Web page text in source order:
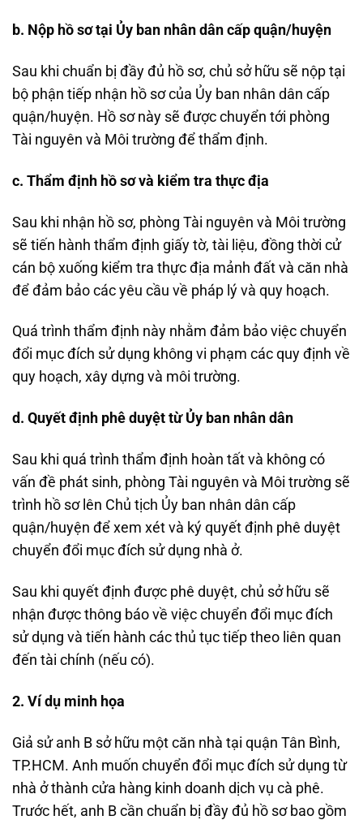
b. Nộp hồ sơ tại Ủy ban nhân dân cấp quận/huyện
Sau khi chuẩn bị đầy đủ hồ sơ, chủ sở hữu sẽ nộp tại
bộ phận tiếp nhận hồ sơ của Ủy ban nhân dân cấp
quận/huyện. Hồ sơ này sẽ được chuyển tới phòng
Tài nguyên và Môi trường để thẩm định.
c. Thẩm định hồ sơ và kiểm tra thực địa
Sau khi nhận hồ sơ, phòng Tài nguyên và Môi trường
sẽ tiến hành thẩm định giấy tờ, tài liệu, đồng thời cử
cán bộ xuống kiểm tra thực địa mảnh đất và căn nhà
để đảm bảo các yêu cầu về pháp lý và quy hoạch.
Quá trình thẩm định này nhằm đảm bảo việc chuyển
đổi mục đích sử dụng không vi phạm các quy định về
quy hoạch, xây dựng và môi trường.
d. Quyết định phê duyệt từ Ủy ban nhân dân
Sau khi quá trình thẩm định hoàn tất và không có
vấn đề phát sinh, phòng Tài nguyên và Môi trường sẽ
trình hồ sơ lên Chủ tịch Ủy ban nhân dân cấp
quận/huyện để xem xét và ký quyết định phê duyệt
chuyển đổi mục đích sử dụng nhà ở.
Sau khi quyết định được phê duyệt, chủ sở hữu sẽ
nhận được thông báo về việc chuyển đổi mục đích
sử dụng và tiến hành các thủ tục tiếp theo liên quan
đến tài chính (nếu có).
2. Ví dụ minh họa
Giả sử anh B sở hữu một căn nhà tại quận Tân Bình,
TP.HCM. Anh muốn chuyển đổi mục đích sử dụng từ
nhà ở thành cửa hàng kinh doanh dịch vụ cà phê.
Trước hết, anh B cần chuẩn bị đầy đủ hồ sơ bao gồm